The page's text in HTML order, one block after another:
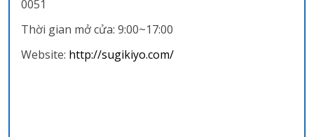
0051
Thời gian mở cửa: 9:00~17:00
Website: http://sugikiyo.com/